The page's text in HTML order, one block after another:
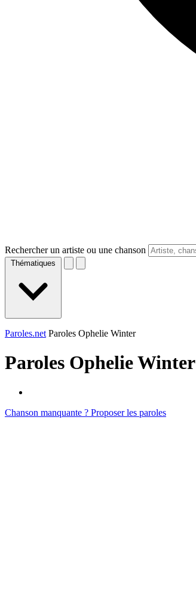
Rechercher un artiste ou une chanson
Thématiques
Paroles.net Paroles Ophelie Winter
Paroles Ophelie Winter
Chanson manquante ? Proposer les paroles